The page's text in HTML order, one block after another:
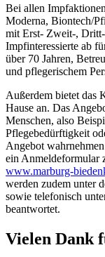
Bei allen
Moderna, Biontech/
mit Erst- Zweit-,
Impfinteressierte ab
über 70 Jahren,
und pflegerischem
Außerdem bietet das
Hause an. Das
Menschen, also
Pflegebedürftigkeit
Angebot
ein Anmeldeformular
www.marburg-
werden zudem unter
sowie telefonisch
beantwortet.
Vielen Dank